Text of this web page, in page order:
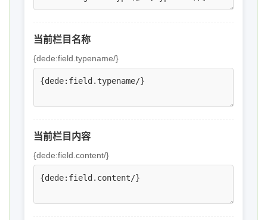
当前栏目名称
{dede:field.typename/}
当前栏目内容
{dede:field.content/}